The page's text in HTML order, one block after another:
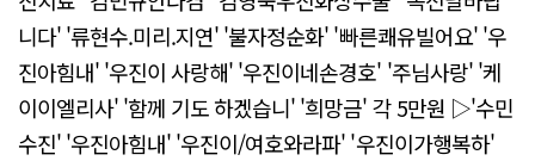
니다' '류현수.미리.지연' '불자정순화' '빠른쾌유빌어요' '우
진아힘내' '우진이 사랑해' '우진이네손경호' '주님사랑' '케
이이엘리사' '함께 기도 하겠습니' '희망금' 각 5만원 ▷'수민
수진' '우진아힘내' '우진이/여호와라파' '우진이가행복하'